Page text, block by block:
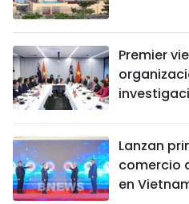
TIẾNG
中文
Premier
Lanzan
comercio
en